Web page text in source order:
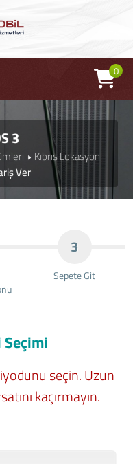
0
3
Kıbrıs Lokasyon
Ver
3
Sepete Git
seçin. Uzun
kaçırmayın.